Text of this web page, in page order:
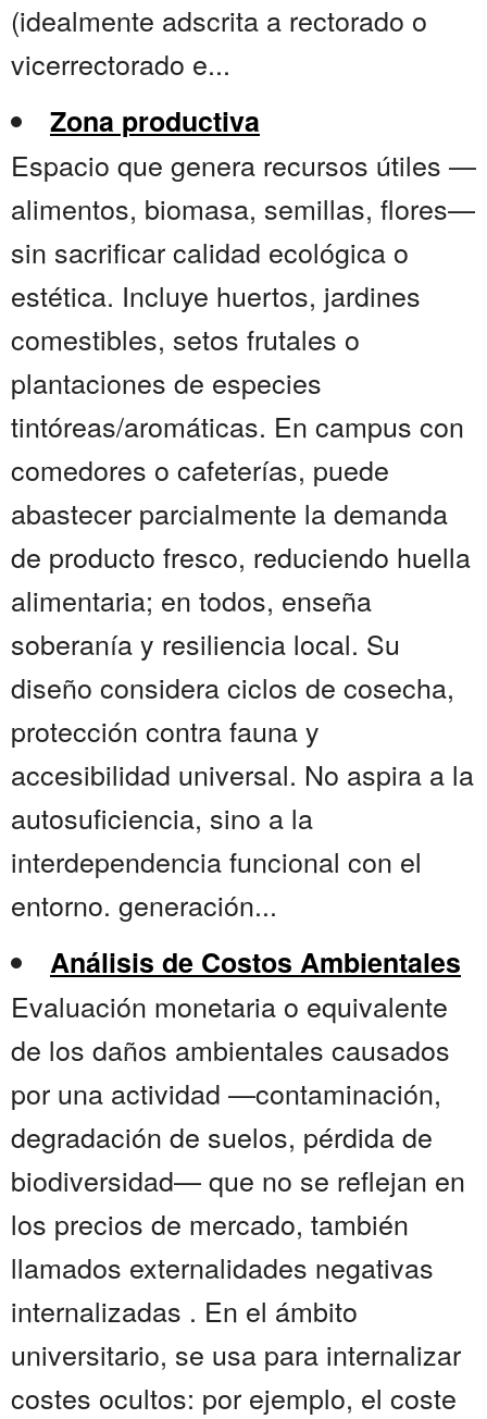
(idealmente adscrita a rectorado o
vicerrectorado e...
Zona productiva
Espacio que genera recursos útiles —
alimentos, biomasa, semillas, flores—
sin sacrificar calidad ecológica o
estética. Incluye huertos, jardines
comestibles, setos frutales o
plantaciones de especies
tintóreas/aromáticas. En campus con
comedores o cafeterías, puede
abastecer parcialmente la demanda
de producto fresco, reduciendo huella
alimentaria; en todos, enseña
soberanía y resiliencia local. Su
diseño considera ciclos de cosecha,
protección contra fauna y
accesibilidad universal. No aspira a la
autosuficiencia, sino a la
interdependencia funcional con el
entorno. generación...
Análisis de Costos Ambientales
Evaluación monetaria o equivalente
de los daños ambientales causados
por una actividad —contaminación,
degradación de suelos, pérdida de
biodiversidad— que no se reflejan en
los precios de mercado, también
llamados externalidades negativas
internalizadas . En el ámbito
universitario, se usa para internalizar
costes ocultos: por ejemplo, el coste